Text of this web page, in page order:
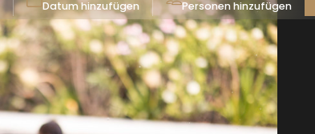
Datum hinzufügen Personen hinzufügen